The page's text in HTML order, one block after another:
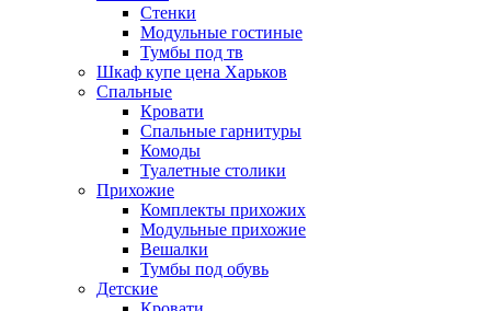
Стенки
Модульные гостиные
Тумбы под тв
Шкаф купе цена Харьков
Спальные
Кровати
Спальные гарнитуры
Комоды
Туалетные столики
Прихожие
Комплекты прихожих
Модульные прихожие
Вешалки
Тумбы под обувь
Детские